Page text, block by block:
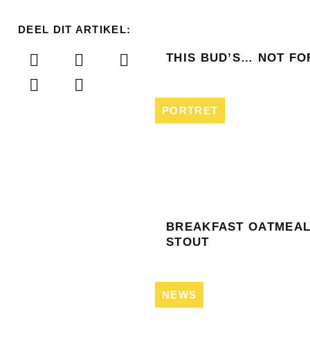
DEEL DIT ARTIKEL:
THIS BUD’S… NOT
PORTRET
BREAKFAST
STOUT
NEWS